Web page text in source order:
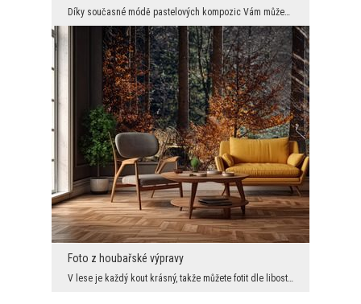
Díky současné módě pastelových kompozic Vám můžeme nabídnout krásné efektní dekorace. Zde květino...
Foto z houbařské výpravy
V lese je každý kout krásný, takže můžete fotit dle libosti. Udělali jsme pár záběrů, a pak vybra...